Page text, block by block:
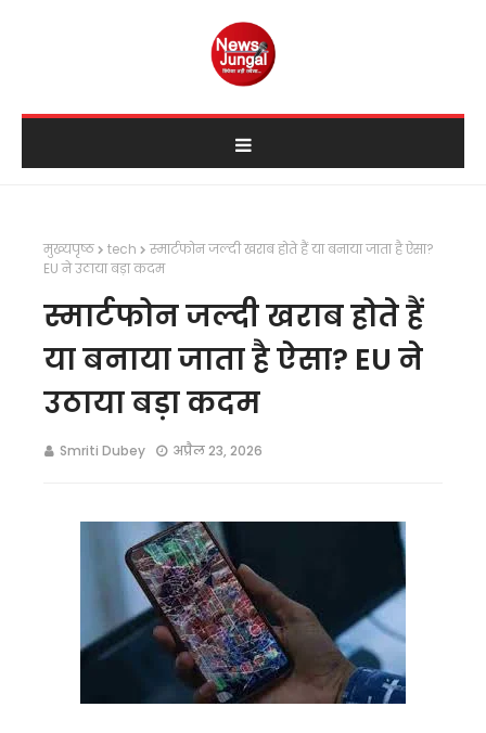
मुख्यपृष्ठ tech
स्मार्टफोन जल्दी खराब होते हैं या बनाया जाता है ऐसा?
EU ने उठाया बड़ा कदम
स्मार्टफोन जल्दी खराब होते हैं
या बनाया जाता है ऐसा? EU ने
उठाया बड़ा कदम
Smriti Dubey अप्रैल 23, 2026